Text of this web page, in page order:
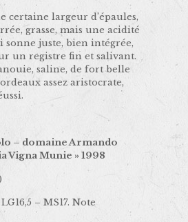
certaine largeur d’épaules,
grasse, mais une acidité
sonne juste, bien intégrée,
un registre fin et salivant.
saline, de fort belle
assez aristocrate,
– domaine Armando
Vigna Munie » 1998
– MS17. Note